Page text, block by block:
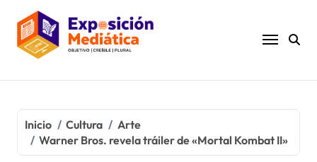
contenido
Inicio Cultura
Arte
Warner Bros. revela tráiler de «Mortal Kombat II»